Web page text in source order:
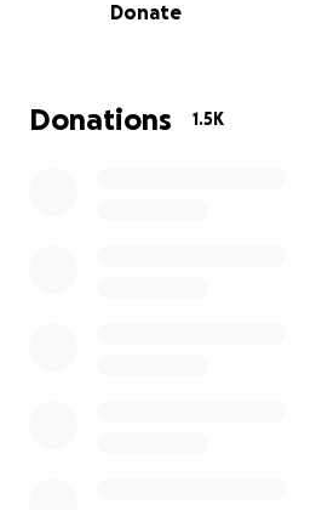
lymfeklieren verdubbeld in
kanker kunnen verwijderen.
Maar na al twee maanden
Donate
Donations 1.5K